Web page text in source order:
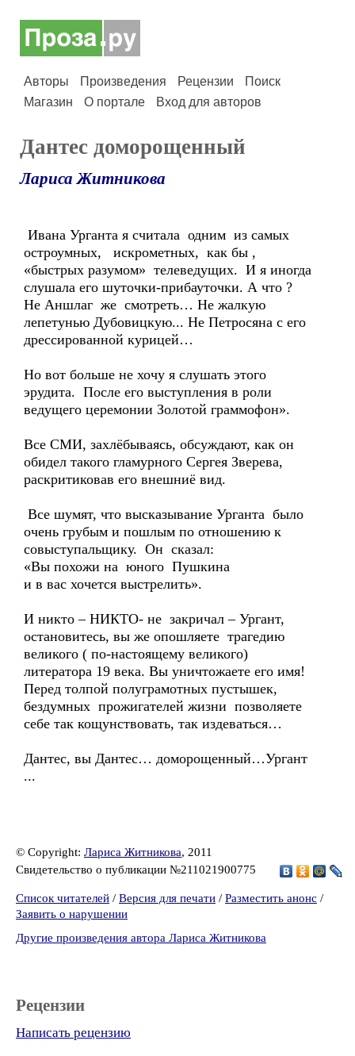
Авторы Произведения Рецензии
Поиск
Магазин
О портале Вход для авторов
Дантес доморощенный
Лариса Житникова
Ивана Урганта я считала одним из самых
остроумных, искрометных, как бы ,
«быстрых разумом» телеведущих. И я иногда
слушала его шуточки-прибауточки. А что ?
Не Аншлаг же смотреть… Не жалкую
лепетунью Дубовицкую... Не Петросяна с его
дрессированной курицей…
Но вот больше не хочу я слушать этого
эрудита. После его выступления в роли
ведущего церемонии Золотой граммофон».
Все СМИ, захлёбываясь, обсуждают, как он
обидел такого гламурного Сергея Зверева,
раскритиковав его внешниё вид.
Все шумят, что высказывание Урганта было
очень грубым и пошлым по отношению к
совыступальщику. Он сказал:
«Вы похожи на юного Пушкина
и в вас хочется выстрелить».
И никто – НИКТО- не закричал – Ургант,
остановитесь, вы же опошляете трагедию
великого ( по-настоящему великого)
литератора 19 века. Вы уничтожаете его имя!
Перед толпой полуграмотных пустышек,
бездумных прожигателей жизни позволяете
себе так кощунствовать, так издеваться…
Дантес, вы Дантес… доморощенный…Ургант
...
© Copyright: Лариса Житникова, 2011
Свидетельство о публикации №211021900775
Список читателей / Версия для печати / Разместить анонс /
Заявить о нарушении
Другие произведения автора Лариса Житникова
Рецензии
Написать рецензию